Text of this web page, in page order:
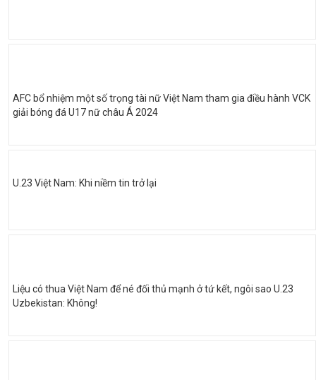
AFC bổ nhiệm một số trọng tài nữ Việt Nam tham gia điều hành VCK
giải bóng đá U17 nữ châu Á 2024
U.23 Việt Nam: Khi niềm tin trở lại
Liệu có thua Việt Nam để né đối thủ mạnh ở tứ kết, ngôi sao U.23
Uzbekistan: Không!